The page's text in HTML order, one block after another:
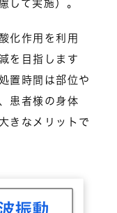
して実施）。
化作用を利用
を目指します
置時間は部位や
患者様の身体
きなメリットで